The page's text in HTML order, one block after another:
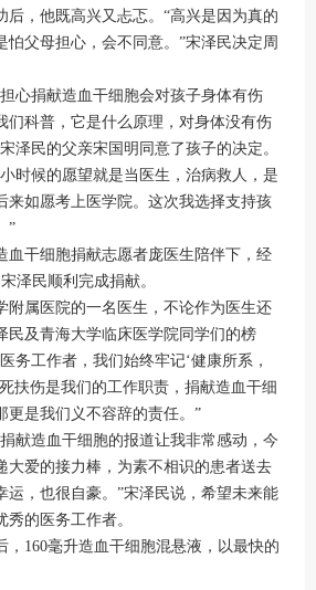
后，他既高兴又忐忑。“高兴是因为真的
怕父母担心，会不同意。”宋泽民决定周
捐献造血干细胞会对孩子身体有伤
们科普，它是什么原理，对身体没有伤
民的父亲宋国明同意了孩子的决定。
候的愿望就是当医生，治病救人，是
来如愿考上医学院。这次我选择支持孩
”
干细胞捐献志愿者庞医生陪伴下，经
泽民顺利完成捐献。
属医院的一名医生，不论作为医生还
民及青海大学临床医学院同学们的榜
务工作者，我们始终牢记‘健康所系，
扶伤是我们的工作职责，捐献造血干细
更是我们义不容辞的责任。”
造血干细胞的报道让我非常感动，今
大爱的接力棒，为素不相识的患者送去
运，也很自豪。”宋泽民说，希望未来能
的医务工作者。
160毫升造血干细胞混悬液，以最快的